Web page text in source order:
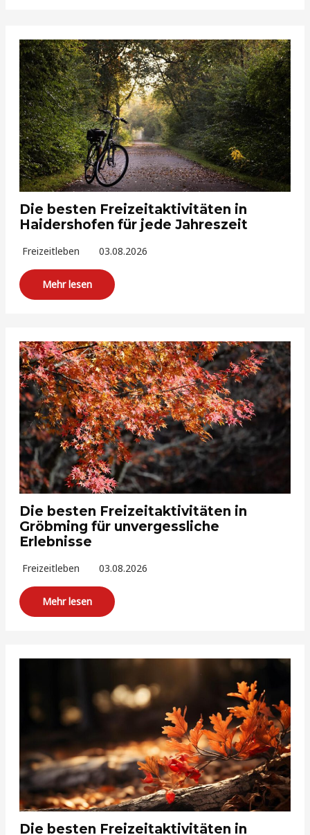
Die besten Freizeitaktivitäten in
Haidershofen für jede Jahreszeit
Freizeitleben 03.08.2026
Mehr lesen
Die besten Freizeitaktivitäten in
Gröbming für unvergessliche
Erlebnisse
Freizeitleben 03.08.2026
Mehr lesen
Die besten Freizeitaktivitäten in